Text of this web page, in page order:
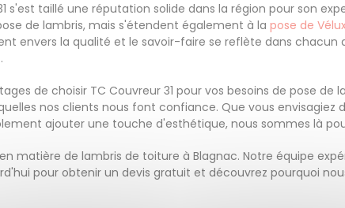
s'est taillé une réputation solide dans la région pour son
de lambris, mais s'étendent également à la pose de
envers la qualité et le savoir-faire se reflète dans chacun
de choisir TC Couvreur 31 pour vos besoins de pose de
nos clients nous font confiance. Que vous
ajouter une touche d'esthétique, nous sommes là
matière de lambris de toiture à Blagnac. Notre équipe
pour obtenir un devis gratuit et découvrez pourquoi